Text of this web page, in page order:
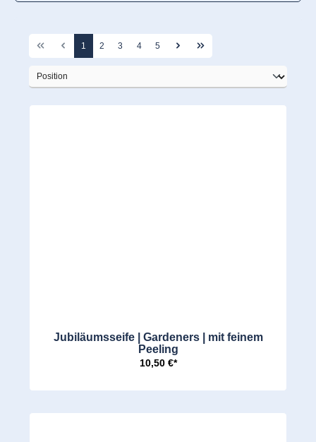
1 2 3 4 5
Jubiläumsseife | Gardeners | mit feinem
Peeling
10,50 €*